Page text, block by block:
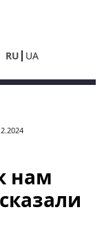
RU UA
нам